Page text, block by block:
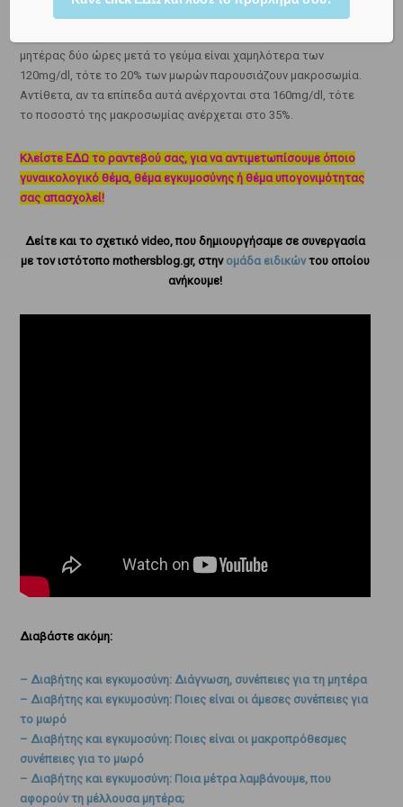
μητέρας δύο ώρες μετά το γεύμα είναι χαμηλότερα των
120mg/dl, τότε το 20% των μωρών παρουσιάζουν μακροσωμία.
Αντίθετα, αν τα επίπεδα αυτά ανέρχονται στα 160mg/dl, τότε
το ποσοστό της μακροσωμίας ανέρχεται στο 35%.
Κλείστε ΕΔΩ το ραντεβού σας, για να αντιμετωπίσουμε όποιο
γυναικολογικό θέμα, θέμα εγκυμοσύνης ή θέμα υπογονιμότητας
σας απασχολεί!
Δείτε και το σχετικό video, που δημιουργήσαμε σε συνεργασία
με τον ιστότοπο mothersblog.gr, στην ομάδα ειδικώντου οποίου
ανήκουμε!
Διαβάστε ακόμη:
– Διαβήτης και εγκυμοσύνη: Διάγνωση, συνέπειες για τη μητέρα
– Διαβήτης και εγκυμοσύνη: Ποιες είναι οι άμεσες συνέπειες για
το μωρό
– Διαβήτης και εγκυμοσύνη: Ποιες είναι οι μακροπρόθεσμες
συνέπειες για το μωρό
– Διαβήτης και εγκυμοσύνη: Ποια μέτρα λαμβάνουμε, που
αφορούν τη μέλλουσα μητέρα;